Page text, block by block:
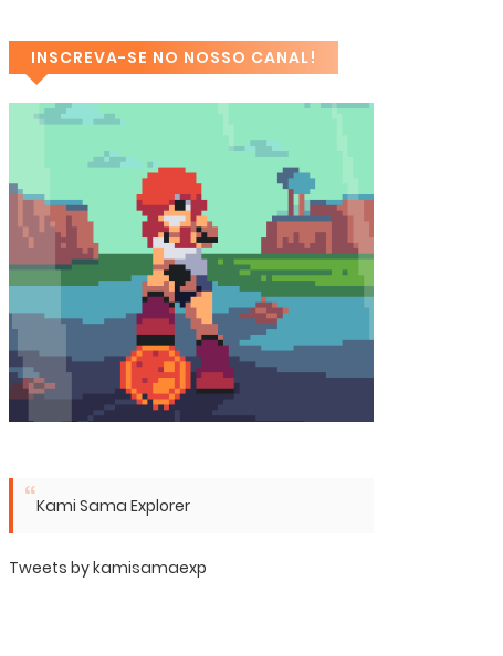
INSCREVA-SE NO NOSSO CANAL!
Kami Sama Explorer
Tweets by kamisamaexp